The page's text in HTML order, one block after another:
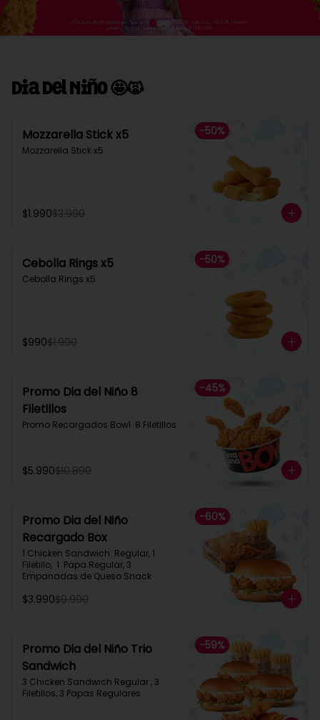
Dia Del Niño 🤩🙀
-50%
Mozzarella Stick x5
Mozzarella Stick x5
$1.990$3.990
-50%
Cebolla Rings x5
Cebolla Rings x5
$990$1.990
-45%
Promo Dia del Niño 8
Filetillos​
Promo Recargados Bowl  8 Filetillos
$5.990$10.890
-60%
Promo Dia del Niño
Recargado Box​
1 Chicken Sandwich  Regular, 1
Filetillo,  1  Papa Regular, 3
Empanadas de Queso Snack
$3.990$9.990
-59%
Promo Dia del Niño Trio
Sandwich​
3 Chicken Sandwich Regular , 3
Filetillos, 3 Papas Regulares